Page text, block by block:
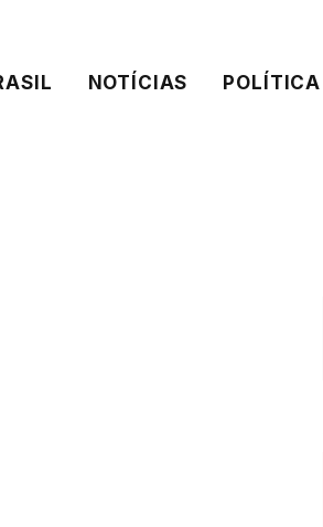
NOTÍCIAS POLÍTICA